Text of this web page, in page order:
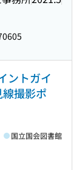
ントガイ
線撮影ポ
国立国会図書館